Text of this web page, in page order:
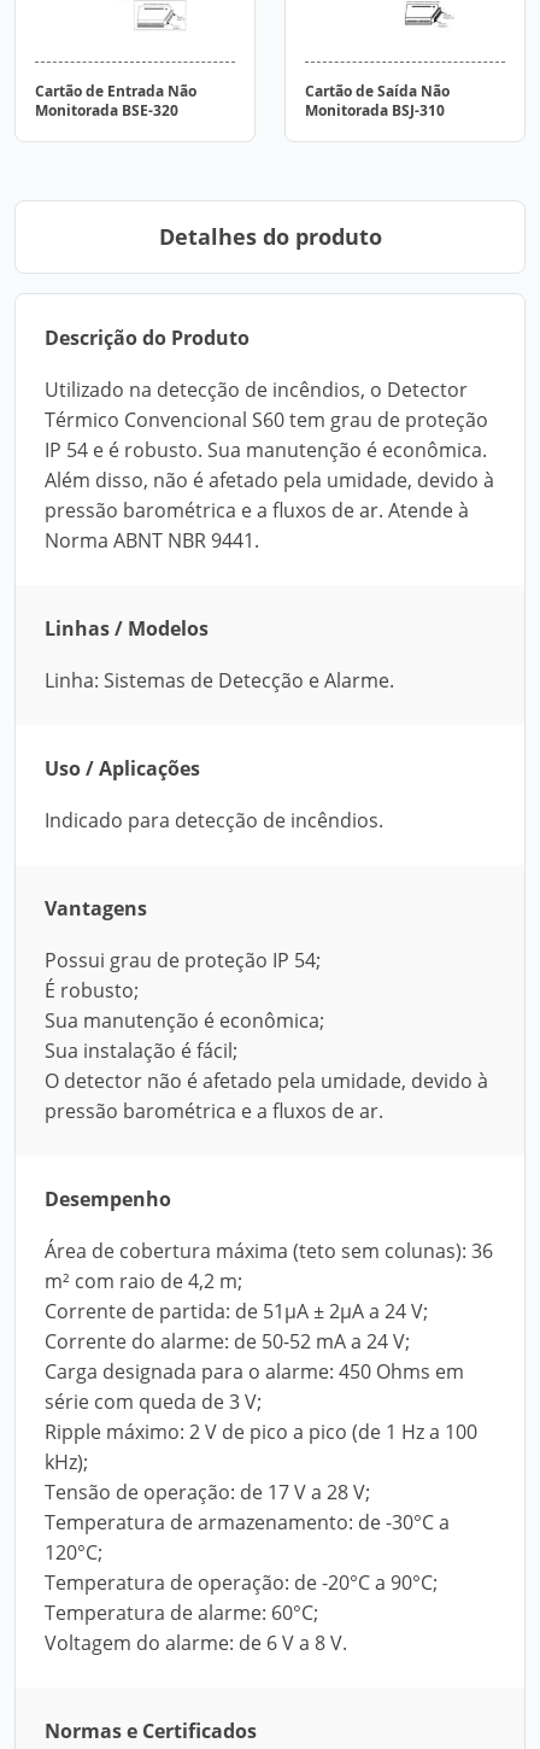
Cartão de Entrada Não
Monitorada BSE-320
Cartão de Saída Não
Monitorada BSJ-310
Detalhes do produto
Descrição do Produto
Utilizado na detecção de incêndios, o Detector
Térmico Convencional S60 tem grau de proteção
IP 54 e é robusto. Sua manutenção é econômica.
Além disso, não é afetado pela umidade, devido à
pressão barométrica e a fluxos de ar. Atende à
Norma ABNT NBR 9441.
Linhas / Modelos
Linha: Sistemas de Detecção e Alarme.
Uso / Aplicações
Indicado para detecção de incêndios.
Vantagens
Possui grau de proteção IP 54;
É robusto;
Sua manutenção é econômica;
Sua instalação é fácil;
O detector não é afetado pela umidade, devido à
pressão barométrica e a fluxos de ar.
Desempenho
Área de cobertura máxima (teto sem colunas): 36
m² com raio de 4,2 m;
Corrente de partida: de 51μA ± 2μA a 24 V;
Corrente do alarme: de 50-52 mA a 24 V;
Carga designada para o alarme: 450 Ohms em
série com queda de 3 V;
Ripple máximo: 2 V de pico a pico (de 1 Hz a 100
kHz);
Tensão de operação: de 17 V a 28 V;
Temperatura de armazenamento: de -30°C a
120°C;
Temperatura de operação: de -20°C a 90°C;
Temperatura de alarme: 60°C;
Voltagem do alarme: de 6 V a 8 V.
Normas e Certificados